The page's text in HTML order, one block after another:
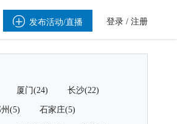
 发布活动/直播 登录 / 注册
厦门(24) 长沙(22)
(5) 石家庄(5)